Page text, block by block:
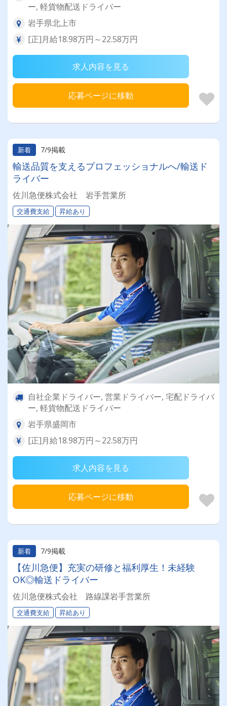
ー, 軽貨物配送ドライバー
岩手県北上市
[正]月給18.98万円～22.58万円
求人内容を見る
応募ページに移動
新着 7/9掲載
輸送品質を支えるプロフェッショナルへ/輸送ド
ライバー
佐川急便株式会社 岩手営業所
交通費支給 昇給あり
自社企業ドライバー, 営業ドライバー, 宅配ドライバ
ー, 軽貨物配送ドライバー
岩手県盛岡市
[正]月給18.98万円～22.58万円
求人内容を見る
応募ページに移動
新着 7/9掲載
【佐川急便】充実の研修と福利厚生！未経験
OK◎輸送ドライバー
佐川急便株式会社 路線課岩手営業所
交通費支給 昇給あり